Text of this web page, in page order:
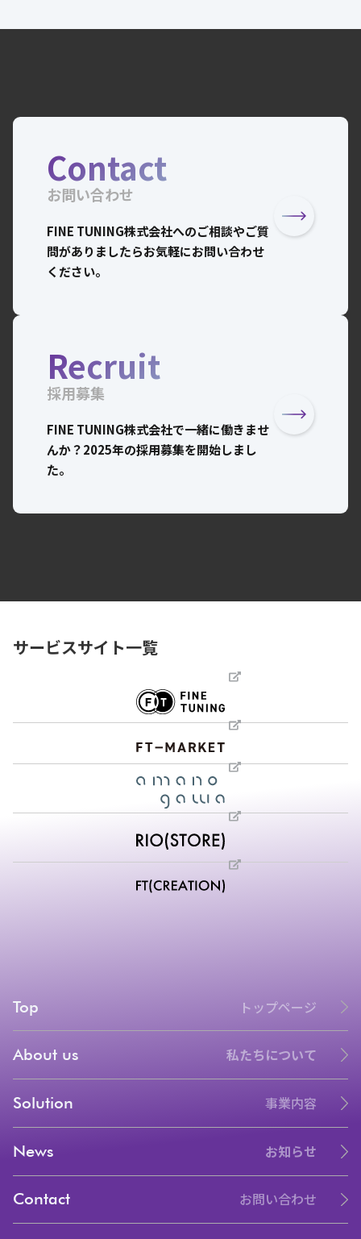
Contact
お問い合わせ
FINE TUNING株式会社へのご相談やご質
問がありましたらお気軽にお問い合わせ
ください。
Recruit
採用募集
FINE TUNING株式会社で一緒に働きませ
んか？2025年の採用募集を開始しまし
た。
サービスサイト一覧
Top トップページ
About us 私たちについて
Solution 事業内容
News お知らせ
Contact お問い合わせ